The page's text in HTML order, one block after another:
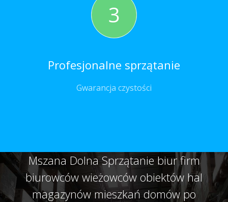
3
Profesjonalne sprzątanie
Gwarancja czystości
Mszana Dolna Sprzątanie biur firm
biurowców wieżowców obiektów hal
magazynów mieszkań domów po